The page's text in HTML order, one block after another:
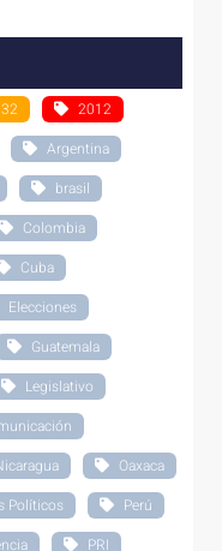
2012
Argentina
brasil
Colombia
Cuba
Elecciones
Guatemala
Legislativo
Oaxaca
Políticos
Perú
PRI